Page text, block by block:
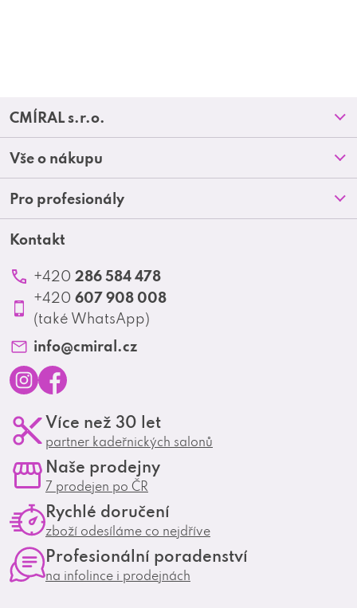
Z
á
p
a
CMÍRAL s.r.o.
Prodejny
O nás
Blog
Kontakt
Vše o nákupu
Doprava a platba
Obchodní podmínky
Reklamace a vrácení zboží
Ochrana osobních údajů
Pro profesionály
Akční letáky
Produktové katalogy
Profesionální spolupráce
Matrix Club
Kontakt
+420 286 584 478
+420 607 908 008
(také WhatsApp)
info@cmiral.cz
n
s
g
a
m
a
e
o
o
k
Více než 30 let
partner kadeřnických salonů
Naše prodejny
7 prodejen po ČR
Rychlé doručení
zboží odesíláme co nejdříve
Profesionální poradenství
na infolince i prodejnách